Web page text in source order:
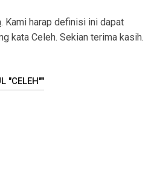
. Kami harap definisi ini dapat
kata Celeh. Sekian terima kasih.
"CELEH""